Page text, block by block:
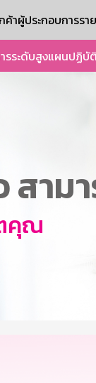
ค้าผู้ประกอบการรา
รระดับสูงแผนปฏิบัติ
าม
คุณ